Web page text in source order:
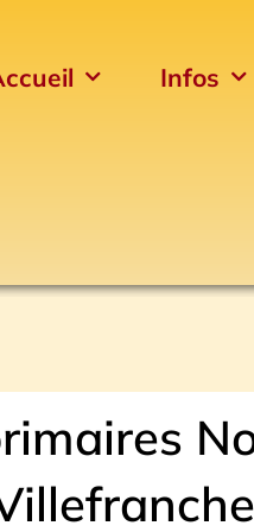
Infos